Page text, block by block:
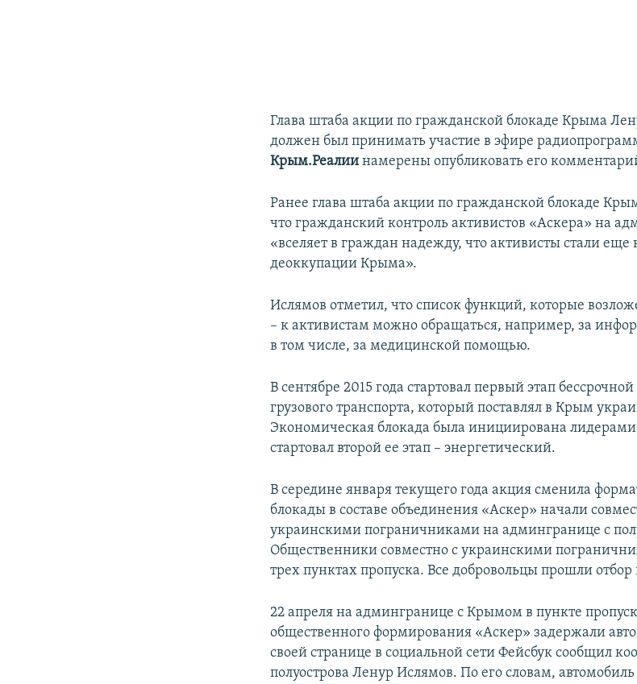
Глава штаба акции по гражданской блокаде Крыма
должен был принимать участие в эфире
Крым.Реалии намерены опубликовать его
Ранее глава штаба акции по гражданской блокаде
что гражданский контроль активистов «Аскера» на
«вселяет в граждан надежду, что активисты стали
деоккупации Крыма».
Ислямов отметил, что список функций, которые
– к активистам можно обращаться, например, за
в том числе, за медицинской помощью.
В сентябре 2015 года стартовал первый этап
грузового транспорта, который поставлял в Крым
Экономическая блокада была инициирована
стартовал второй ее этап – энергетический.
В середине января текущего года акция сменила
блокады в составе объединения «Аскер» начали
украинскими пограничниками на админгранице с
Общественники совместно с украинскими
трех пунктах пропуска. Все добровольцы прошли
22 апреля на админгранице с Крымом в пункте
общественного формирования «Аскер» задержали
своей странице в социальной сети Фейсбук сообщил
полуострова Ленур Ислямов. По его словам,